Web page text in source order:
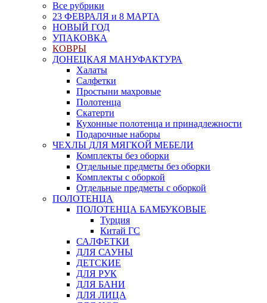
Все рубрики
23 ФЕВРАЛЯ и 8 МАРТА
НОВЫЙ ГОД
УПАКОВКА
КОВРЫ
ДОНЕЦКАЯ МАНУФАКТУРА
Халаты
Салфетки
Простыни махровые
Полотенца
Скатерти
Кухонные полотенца и принадлежности
Подарочные наборы
ЧЕХЛЫ ДЛЯ МЯГКОЙ МЕБЕЛИ
Комплекты без оборки
Отдельные предметы без оборки
Комплекты с оборкой
Отдельные предметы с оборкой
ПОЛОТЕНЦА
ПОЛОТЕНЦА БАМБУКОВЫЕ
Турция
Китай ГС
САЛФЕТКИ
ДЛЯ САУНЫ
ДЕТСКИЕ
ДЛЯ РУК
ДЛЯ БАНИ
ДЛЯ ЛИЦА